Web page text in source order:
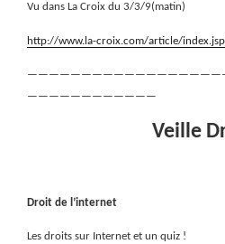
Vu dans La Croix du 3/3/9(matin)
http://www.la-croix.com/article/
————————————
Veille
Droit de l’internet
Les droits sur Internet et un quiz !